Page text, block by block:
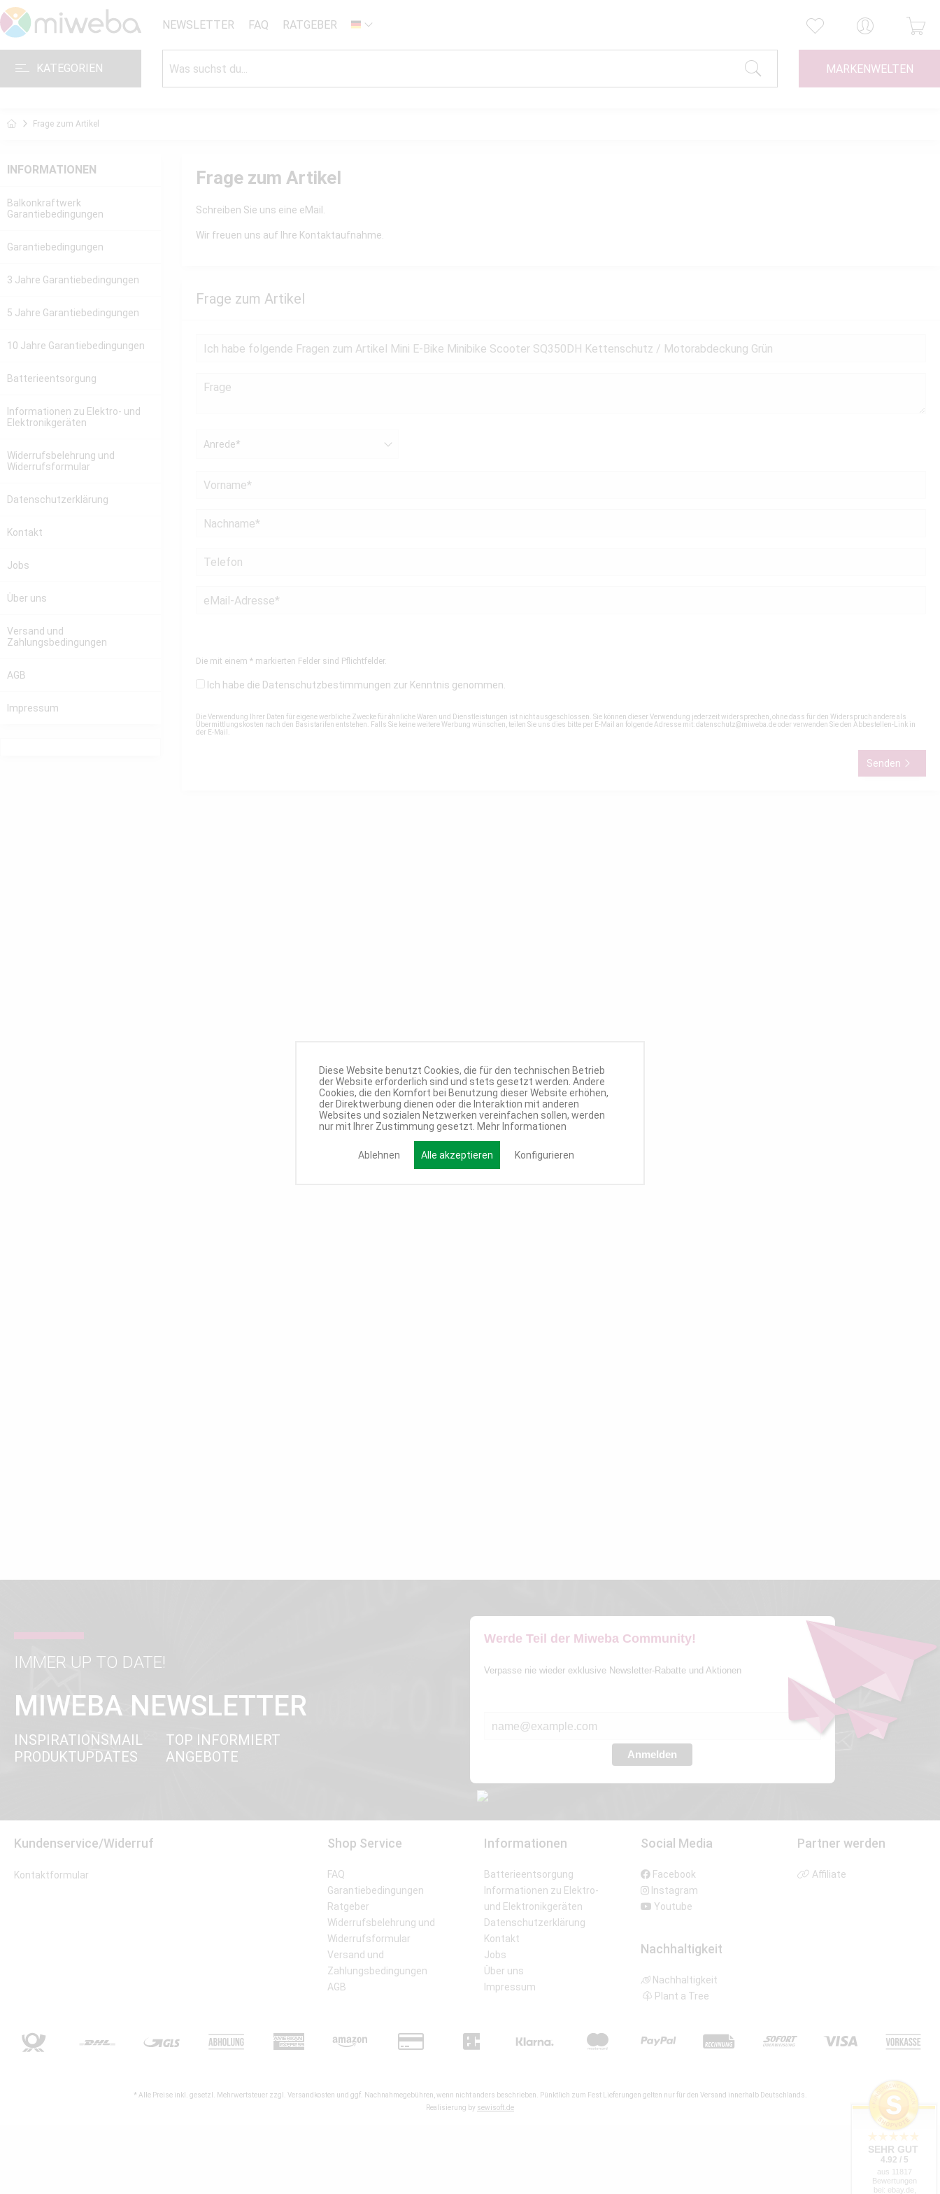
NEWSLETTER FAQ RATGEBER DE
KATEGORIEN MARKENWELTEN
Frage zum Artikel
INFORMATIONEN
Balkonkraftwerk
Garantiebedingungen
Garantiebedingungen
3 Jahre Garantiebedingungen
5 Jahre Garantiebedingungen
10 Jahre Garantiebedingungen
Batterieentsorgung
Informationen zu Elektro- und
Elektronikgeräten
Widerrufsbelehrung und
Widerrufsformular
Datenschutzerklärung
Kontakt
Jobs
Über uns
Versand und
Zahlungsbedingungen
AGB
Impressum
Frage zum Artikel
Schreiben Sie uns eine eMail.
Wir freuen uns auf Ihre Kontaktaufnahme.
Frage zum Artikel
Die mit einem * markierten Felder sind Pflichtfelder.
Ich habe die Datenschutzbestimmungen zur Kenntnis genommen.
Die Verwendung Ihrer Daten für eigene werbliche Zwecke für ähnliche Waren und Dienstleistungen ist nicht ausgeschlossen. Sie können dieser Verwendung jederzeit widersprechen, ohne dass für den Widerspruch andere als
Übermittlungskosten nach den Basistarifen entstehen. Falls Sie keine weitere Werbung wünschen, teilen Sie uns dies bitte per E-Mail an folgende Adresse mit: datenschutz@miweba.deoder verwenden Sie den Abbestellen-Link in
der E-Mail.
Senden
IMMER UP TO DATE!
MIWEBA NEWSLETTER
INSPIRATIONSMAIL
PRODUKTUPDATES
TOP INFORMIERT
ANGEBOTE
Werde Teil der Miweba Community!
Verpasse nie wieder exklusive Newsletter-Rabatte und Aktionen
Anmelden
Kundenservice/Widerruf
Kontaktformular
Shop Service
FAQ
Garantiebedingungen
Ratgeber
Widerrufsbelehrung und
Widerrufsformular
Versand und
Zahlungsbedingungen
AGB
Informationen
Batterieentsorgung
Informationen zu Elektro-
und Elektronikgeräten
Datenschutzerklärung
Kontakt
Jobs
Über uns
Impressum
Social Media
Facebook
Instagram
Youtube
Nachhaltigkeit
Nachhaltigkeit
Plant a Tree
Partner werden
Affiliate
* Alle Preise inkl. gesetzl. Mehrwertsteuer zzgl. Versandkosten und ggf. Nachnahmegebühren, wenn nicht anders beschrieben. Pünktlich zum Fest Lieferungen gelten nur für den Versand innerhalb Deutschlands.
Realisierung by sewisoft.de
Diese Website benutzt Cookies, die für den technischen Betrieb
der Website erforderlich sind und stets gesetzt werden. Andere
Cookies, die den Komfort bei Benutzung dieser Website erhöhen,
der Direktwerbung dienen oder die Interaktion mit anderen
Websites und sozialen Netzwerken vereinfachen sollen, werden
nur mit Ihrer Zustimmung gesetzt. Mehr Informationen
Ablehnen Alle akzeptieren Konfigurieren
SEHR GUT
4.92 / 5
aus 11817
Bewertungen
bei: ebay.de,